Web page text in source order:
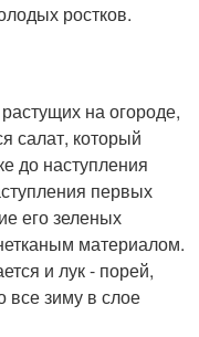
ростков.
на огороде,
салат, который
до наступления
первых
его зеленых
материалом.
и лук - порей,
все зиму в слое